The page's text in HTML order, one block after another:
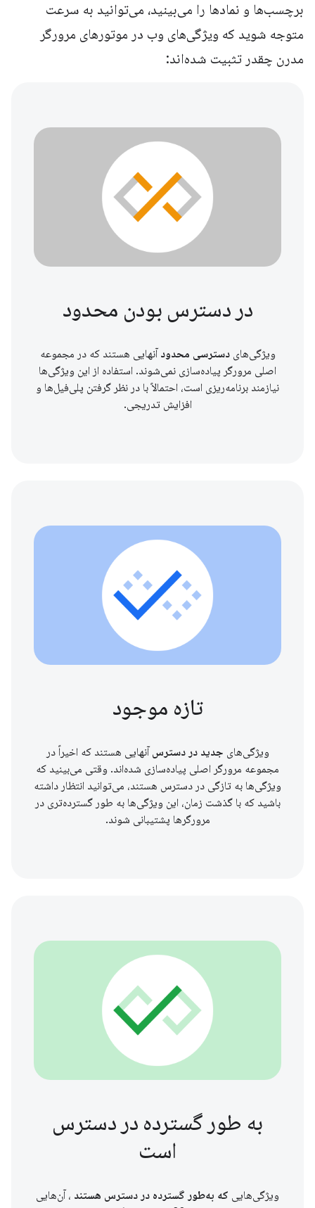
برچسب‌ها و نمادها را می‌بینید، می‌توانید به سرعت
متوجه شوید که ویژگی‌های وب در موتورهای مرورگر
مدرن چقدر تثبیت شده‌اند:
در دسترس بودن محدود
ویژگی‌هایدسترسی محدود آنهایی هستند که در مجموعه
اصلی مرورگر پیاده‌سازی نمی‌شوند. استفاده از این ویژگی‌ها
نیازمند برنامه‌ریزی است، احتمالاً با در نظر گرفتن پلی‌فیل‌ها و
افزایش تدریجی.
تازه موجود
ویژگی‌های جدید در دسترس آنهایی هستند که اخیراً در
مجموعه مرورگر اصلی پیاده‌سازی شده‌اند. وقتی می‌بینید که
ویژگی‌ها به تازگی در دسترس هستند، می‌توانید انتظار داشته
باشید که با گذشت زمان، این ویژگی‌ها به طور گسترده‌تری در
مرورگرها پشتیبانی شوند.
به طور گسترده در دسترس
است
ویژگی‌هایی که به‌طور گسترده در دسترس هستند ، آن‌هایی